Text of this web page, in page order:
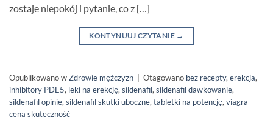
zostaje niepokój i pytanie, co z […]
KONTYNUUJ CZYTANIE →
Opublikowano wZdrowie mężczyzn Otagowano bez recepty, erekcja,
inhibitory PDE5, leki na erekcję, sildenafil, sildenafil dawkowanie,
sildenafil opinie, sildenafil skutki uboczne, tabletki na potencję, viagra
cena skuteczność